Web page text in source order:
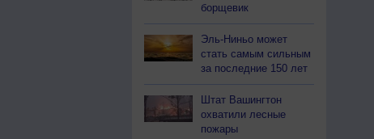
борщевик
Эль-Ниньо может
стать самым сильным
за последние 150 лет
Штат Вашингтон
охватили лесные
пожары